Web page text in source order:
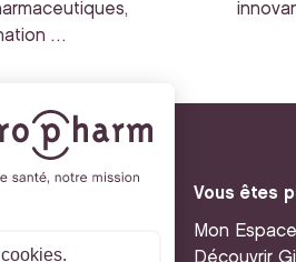
…
service
Vous êtes
Mon
Découvrir